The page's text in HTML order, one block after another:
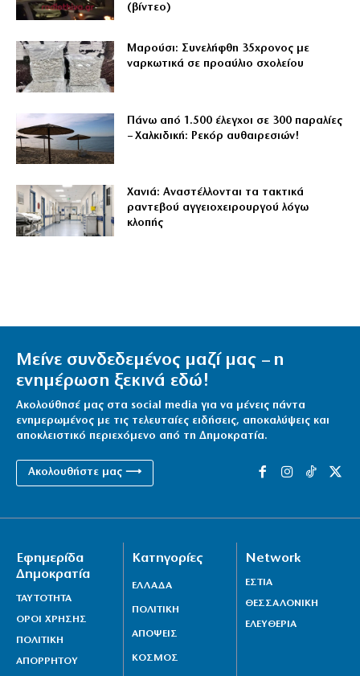
(βίντεο)
Μαρούσι: Συνελήφθη 35χρονος με
ναρκωτικά σε προαύλιο σχολείου
Πάνω από 1.500 έλεγχοι σε 300 παραλίες
– Χαλκιδική: Ρεκόρ αυθαιρεσιών!
Χανιά: Αναστέλλονται τα τακτικά
ραντεβού αγγειοχειρουργού λόγω
κλοπής
Μείνε συνδεδεμένος μαζί μας – η
ενημέρωση ξεκινά εδώ!
Ακολούθησέ μας στα social media για να μένεις πάντα
ενημερωμένος με τις τελευταίες ειδήσεις, αποκαλύψεις και
αποκλειστικό περιεχόμενο από τη Δημοκρατία.
Ακολουθήστε μας ⟶
Εφημερίδα
Δημοκρατία
ΤΑΥΤΟΤΗΤΑ
ΟΡΟΙ ΧΡΗΣΗΣ
ΠΟΛΙΤΙΚΗ
ΑΠΟΡΡΗΤΟΥ
Κατηγορίες
ΕΛΛΑΔΑ
ΠΟΛΙΤΙΚΗ
ΑΠΟΨΕΙΣ
ΚΟΣΜΟΣ
Network
ΕΣΤΙΑ
ΘΕΣΣΑΛΟΝΙΚΗ
ΕΛΕΥΘΕΡΙΑ